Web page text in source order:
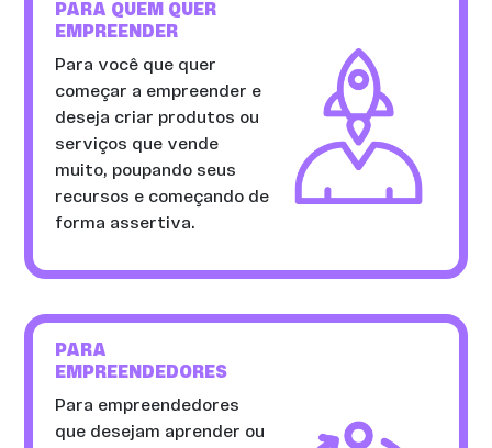
PARA QUEM QUER
EMPREENDER
Para você que quer
começar a empreender e
deseja criar produtos ou
serviços que vende
muito, poupando seus
recursos e começando de
forma assertiva.
PARA
EMPREENDEDORES
Para empreendedores
que desejam aprender ou